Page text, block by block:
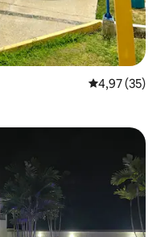
Évaluation
4,97 (35)
appréciés